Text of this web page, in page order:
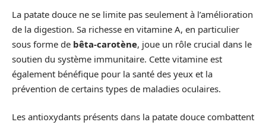
La patate douce ne se limite pas seulement à l’amélioration
de la digestion. Sa richesse en vitamine A, en particulier
sous forme de bêta-carotène, joue un rôle crucial dans le
soutien du système immunitaire. Cette vitamine est
également bénéfique pour la santé des yeux et la
prévention de certains types de maladies oculaires.
Les antioxydants présents dans la patate douce combattent